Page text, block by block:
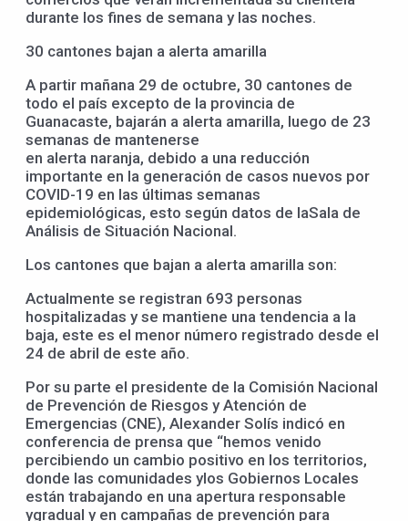
durante los fines de semana y las noches.
30 cantones bajan a alerta amarilla
A partir mañana 29 de octubre, 30 cantones de
todo el país excepto de la provincia de
Guanacaste, bajarán a alerta amarilla, luego de 23
semanas de mantenerse
en alerta naranja, debido a una reducción
importante en la generación de casos nuevos por
COVID-19 en las últimas semanas
epidemiológicas, esto según datos de laSala de
Análisis de Situación Nacional.
Los cantones que bajan a alerta amarilla son:
Actualmente se registran 693 personas
hospitalizadas y se mantiene una tendencia a la
baja, este es el menor número registrado desde el
24 de abril de este año.
Por su parte el presidente de la Comisión Nacional
de Prevención de Riesgos y Atención de
Emergencias (CNE), Alexander Solís indicó en
conferencia de prensa que “hemos venido
percibiendo un cambio positivo en los territorios,
donde las comunidades ylos Gobiernos Locales
están trabajando en una apertura responsable
ygradual y en campañas de prevención para